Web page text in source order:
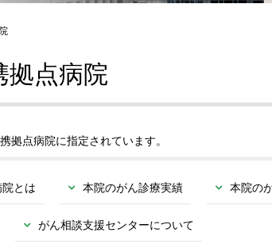
拠点病院
拠点病院に指定されています。
とは 本院のがん診療実績 本院の
がん相談支援センターについて